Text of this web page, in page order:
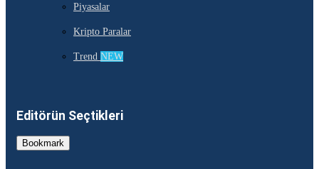
Piyasalar
Kripto Paralar
Trend NEW
Editörün Seçtikleri
Bookmark